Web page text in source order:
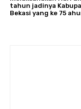
tahun jadinya
Bekasi yang ke 75